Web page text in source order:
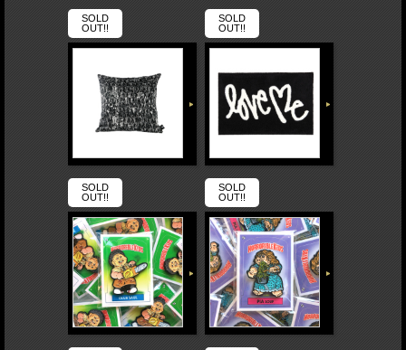
SOLD
OUT!!
SOLD
OUT!!
SOLD
OUT!!
SOLD
OUT!!